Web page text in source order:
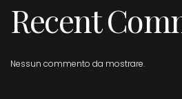
Recent
Nessun commento da mostrare.